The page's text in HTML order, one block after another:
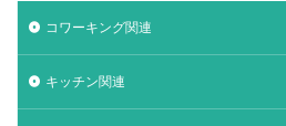
コワーキング関連
キッチン関連